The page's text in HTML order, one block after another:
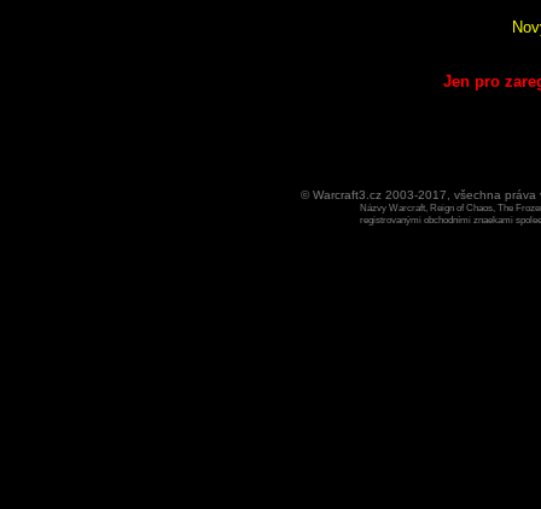
Jen pro
© Warcraft3.cz 2003-2017, všechna
Názvy Warcraft, Reign of Chaos, The
registrovanými obchodními znaekami